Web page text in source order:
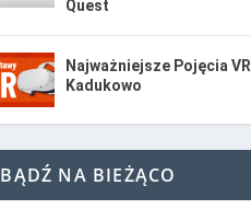
Quest
Najważniejsze Pojęcia VR |
Kadukowo
BĄDŹ NA BIEŻĄCO